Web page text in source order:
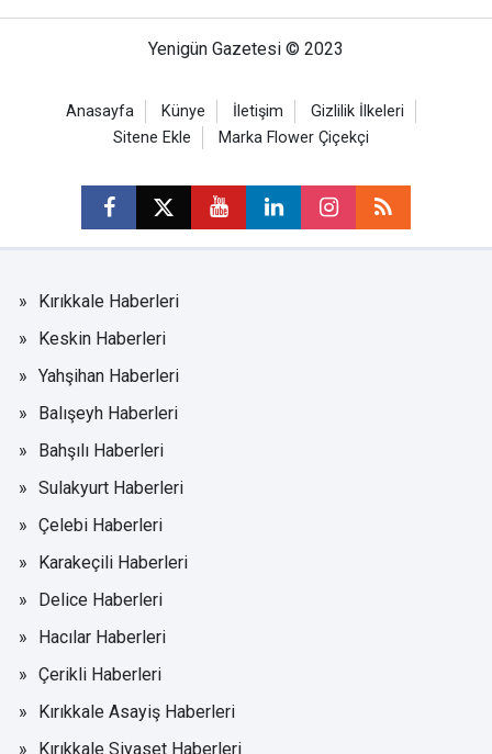
Yenigün Gazetesi © 2023
Anasayfa Künye İletişim
Gizlilik İlkeleri
Sitene Ekle
Marka Flower Çiçekçi
Kırıkkale Haberleri
Keskin Haberleri
Yahşihan Haberleri
Balışeyh Haberleri
Bahşılı Haberleri
Sulakyurt Haberleri
Çelebi Haberleri
Karakeçili Haberleri
Delice Haberleri
Hacılar Haberleri
Çerikli Haberleri
Kırıkkale Asayiş Haberleri
Kırıkkale Siyaset Haberleri